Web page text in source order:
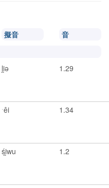
擬音
音
li̯ə 1.29
ˑêi 1.34
śi̯wu 1.2